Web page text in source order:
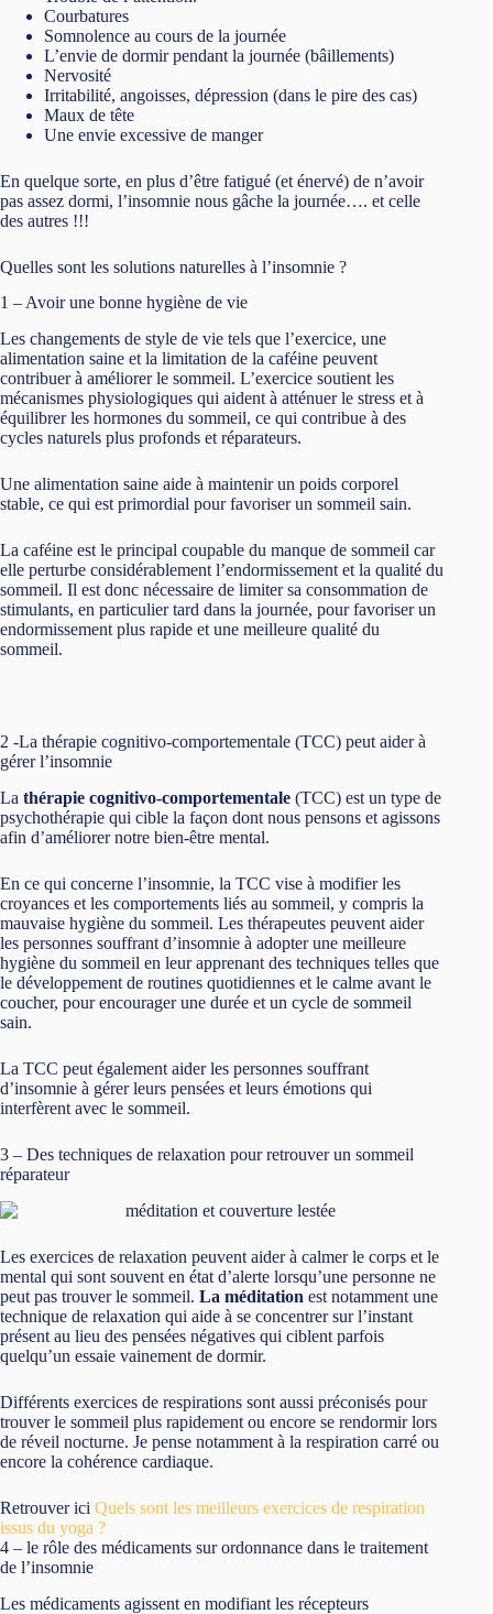
Courbatures
Somnolence au cours de la journée
L’envie de dormir pendant la journée (bâillements)
Nervosité
Irritabilité, angoisses, dépression (dans le pire des cas)
Maux de tête
Une envie excessive de manger
En quelque sorte, en plus d’être fatigué (et énervé) de n’avoir
pas assez dormi, l’insomnie nous gâche la journée…. et celle
des autres !!!
Quelles sont les solutions naturelles à l’insomnie ?
1 – Avoir une bonne hygiène de vie
Les changements de style de vie tels que l’exercice, une
alimentation saine et la limitation de la caféine peuvent
contribuer à améliorer le sommeil. L’exercice soutient les
mécanismes physiologiques qui aident à atténuer le stress et à
équilibrer les hormones du sommeil, ce qui contribue à des
cycles naturels plus profonds et réparateurs.
Une alimentation saine aide à maintenir un poids corporel
stable, ce qui est primordial pour favoriser un sommeil sain.
La caféine est le principal coupable du manque de sommeil car
elle perturbe considérablement l’endormissement et la qualité du
sommeil. Il est donc nécessaire de limiter sa consommation de
stimulants, en particulier tard dans la journée, pour favoriser un
endormissement plus rapide et une meilleure qualité du
sommeil.
2 -La thérapie cognitivo-comportementale (TCC) peut aider à
gérer l’insomnie
La thérapie cognitivo-comportementale (TCC) est un type de
psychothérapie qui cible la façon dont nous pensons et agissons
afin d’améliorer notre bien-être mental.
En ce qui concerne l’insomnie, la TCC vise à modifier les
croyances et les comportements liés au sommeil, y compris la
mauvaise hygiène du sommeil. Les thérapeutes peuvent aider
les personnes souffrant d’insomnie à adopter une meilleure
hygiène du sommeil en leur apprenant des techniques telles que
le développement de routines quotidiennes et le calme avant le
coucher, pour encourager une durée et un cycle de sommeil
sain.
La TCC peut également aider les personnes souffrant
d’insomnie à gérer leurs pensées et leurs émotions qui
interfèrent avec le sommeil.
3 – Des techniques de relaxation pour retrouver un sommeil
réparateur
Les exercices de relaxation peuvent aider à calmer le corps et le
mental qui sont souvent en état d’alerte lorsqu’une personne ne
peut pas trouver le sommeil. La méditation est notamment une
technique de relaxation qui aide à se concentrer sur l’instant
présent au lieu des pensées négatives qui ciblent parfois
quelqu’un essaie vainement de dormir.
Différents exercices de respirations sont aussi préconisés pour
trouver le sommeil plus rapidement ou encore se rendormir lors
de réveil nocturne. Je pense notamment à la respiration carré ou
encore la cohérence cardiaque.
Retrouver ici Quels sont les meilleurs exercices de respiration
issus du yoga ?
4 – le rôle des médicaments sur ordonnance dans le traitement
de l’insomnie
Les médicaments agissent en modifiant les récepteurs